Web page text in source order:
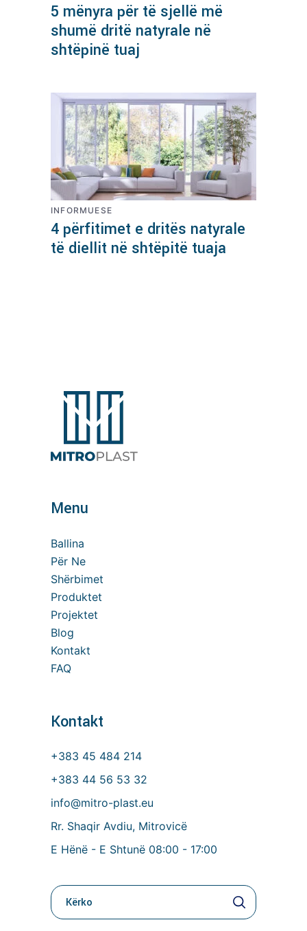
5 mënyra për të sjellë më
shumë dritë natyrale në
shtëpinë tuaj
INFORMUESE
4 përfitimet e dritës natyrale
të diellit në shtëpitë tuaja
Menu
Ballina
Për Ne
Shërbimet
Produktet
Projektet
Blog
Kontakt
FAQ
Kontakt
+383 45 484 214
+383 44 56 53 32
info@mitro-plast.eu
Rr. Shaqir Avdiu, Mitrovicë
E Hënë - E Shtunë 08:00 - 17:00
Kerko
per: